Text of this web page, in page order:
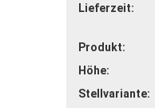
Lieferzeit:
Produkt:
Höhe:
Stellvariante: